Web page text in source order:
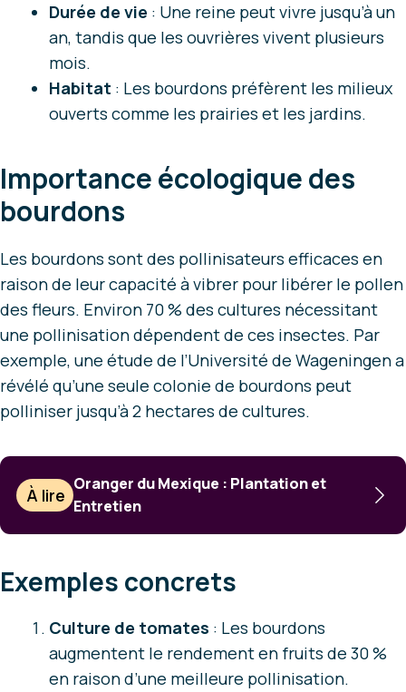
Durée de vie : Une reine peut vivre jusqu’à un
an, tandis que les ouvrières vivent plusieurs
mois.
Habitat : Les bourdons préfèrent les milieux
ouverts comme les prairies et les jardins.
Importance écologique des
bourdons
Les bourdons sont des pollinisateurs efficaces en
raison de leur capacité à vibrer pour libérer le pollen
des fleurs. Environ 70 % des cultures nécessitant
une pollinisation dépendent de ces insectes. Par
exemple, une étude de l’Université de Wageningen a
révélé qu’une seule colonie de bourdons peut
polliniser jusqu’à 2 hectares de cultures.
À lire
Oranger du Mexique : Plantation et
Entretien
Exemples concrets
Culture de tomates : Les bourdons
augmentent le rendement en fruits de 30 %
en raison d’une meilleure pollinisation.